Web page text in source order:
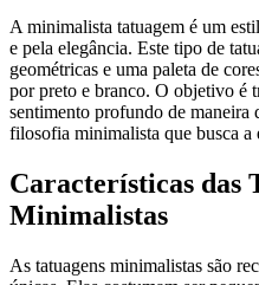
A minimalista tatuagem é um
e pela elegância. Este tipo de
geométricas e uma paleta de
por preto e branco. O objetivo é
sentimento profundo de maneira
filosofia minimalista que busca a
Características das
Minimalistas
As tatuagens minimalistas são